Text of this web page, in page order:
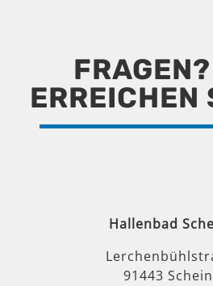
ERREICHEN
Hallenbad
91443